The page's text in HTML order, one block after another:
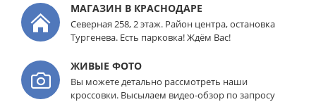
МАГАЗИН В КРАСНОДАРЕ
Северная 258, 2 этаж. Район центра, остановка
Тургенева. Есть парковка! Ждём Вас!
ЖИВЫЕ ФОТО
Вы можете детально рассмотреть наши
кроссовки. Высылаем видео-обзор по запросу